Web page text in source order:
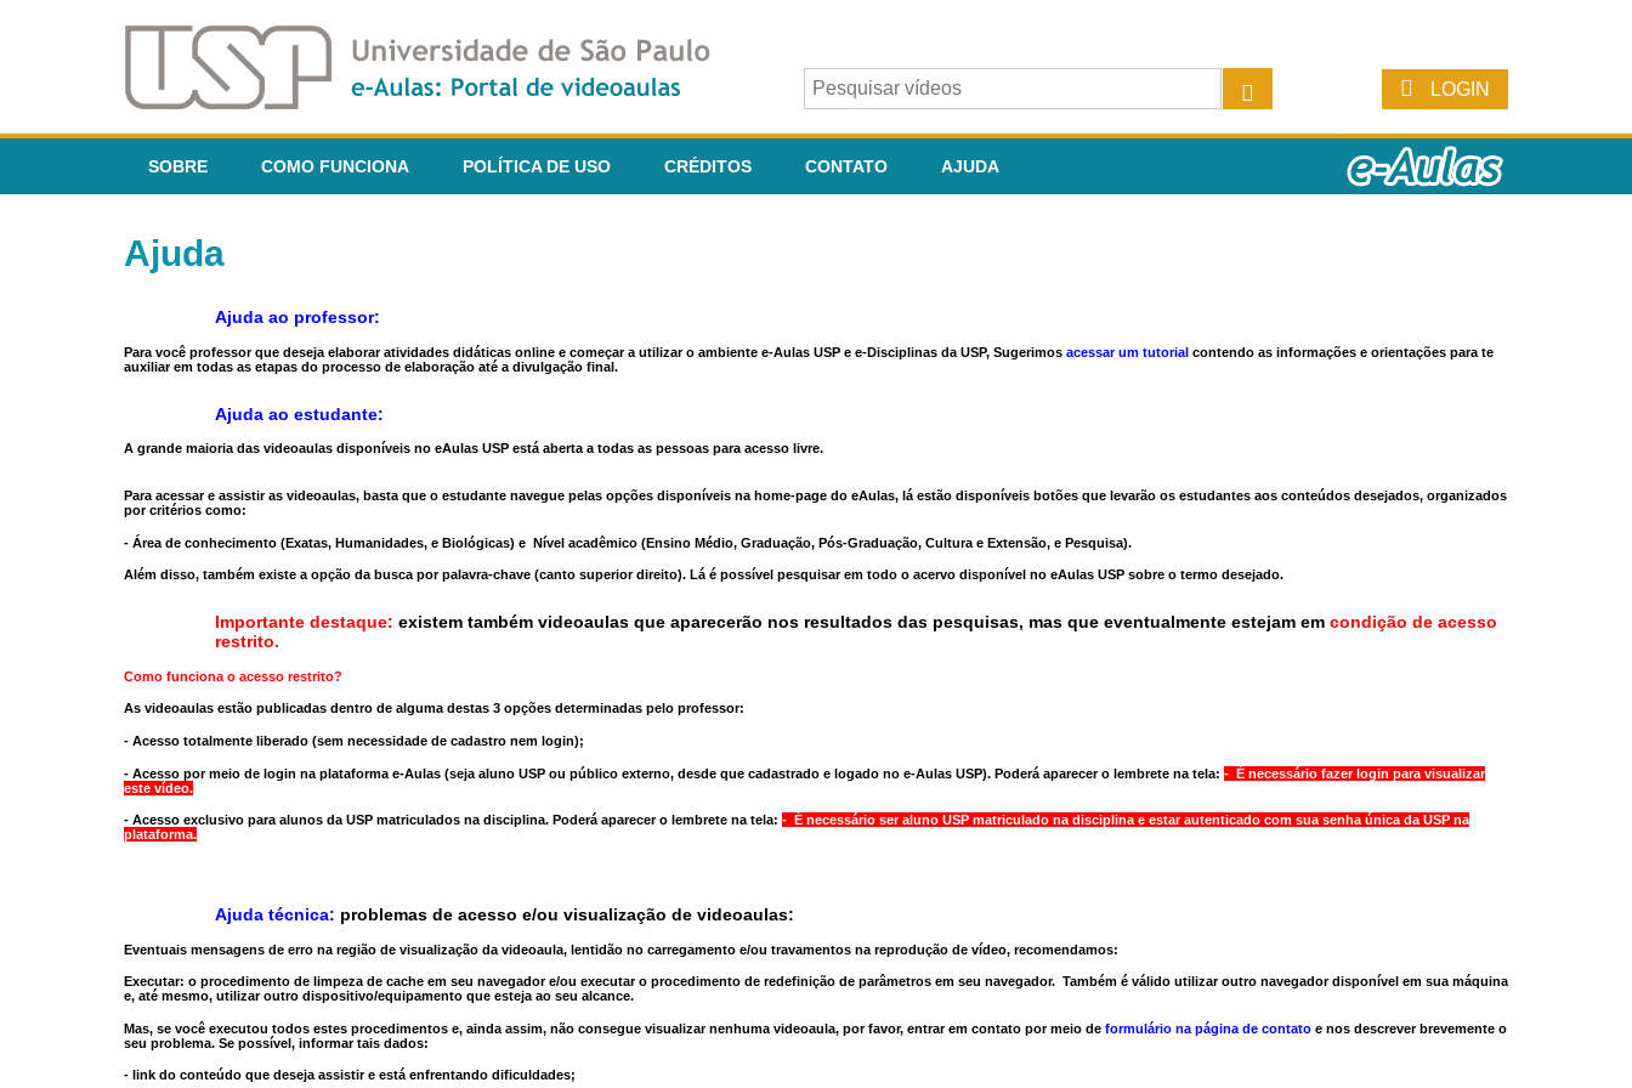
LOGIN
SOBRE COMO FUNCIONA POLÍTICA DE USO CRÉDITOS CONTATO AJUDA
Ajuda
Ajuda ao professor:
Para você professor que deseja elaborar atividades didáticas online e começar a utilizar o ambiente e-Aulas USP e e-Disciplinas da USP, Sugerimos acessar um tutorial contendo as informações e orientações para te
auxiliar em todas as etapas do processo de elaboração até a divulgação final.
Ajuda ao estudante:
A grande maioria das videoaulas disponíveis no eAulas USP está aberta a todas as pessoas para acesso livre.
Para acessar e assistir as videoaulas, basta que o estudante navegue pelas opções disponíveis na home-page do eAulas, lá estão disponíveis botões que levarão os estudantes aos conteúdos desejados, organizados
por critérios como:
- Área de conhecimento (Exatas, Humanidades, e Biológicas) e Nível acadêmico (Ensino Médio, Graduação, Pós-Graduação, Cultura e Extensão, e Pesquisa).
Além disso, também existe a opção da busca por palavra-chave (canto superior direito). Lá é possível pesquisar em todo o acervo disponível no eAulas USP sobre o termo desejado.
Importante destaque: existem também videoaulas que aparecerão nos resultados das pesquisas, mas que eventualmente estejam em condição de acesso
restrito.
Como funciona o acesso restrito?
As videoaulas estão publicadas dentro de alguma destas 3 opções determinadas pelo professor:
- Acesso totalmente liberado (sem necessidade de cadastro nem login);
- Acesso por meio de login na plataforma e-Aulas (seja aluno USP ou público externo, desde que cadastrado e logado no e-Aulas USP). Poderá aparecer o lembrete na tela: - É necessário fazer login para visualizar
este vídeo.
- Acesso exclusivo para alunos da USP matriculados na disciplina. Poderá aparecer o lembrete na tela: - É necessário ser aluno USP matriculado na disciplina e estar autenticado com sua senha única da USP na
plataforma.
Ajuda técnica: problemas de acesso e/ou visualização de videoaulas:
Eventuais mensagens de erro na região de visualização da videoaula, lentidão no carregamento e/ou travamentos na reprodução de vídeo, recomendamos:
Executar: o procedimento de limpeza de cache em seu navegador e/ou executar o procedimento de redefinição de parâmetros em seu navegador. Também é válido utilizar outro navegadordisponível em sua máquina
e, até mesmo, utilizar outro dispositivo/equipamento que esteja ao seu alcance.
Mas, se você executou todos estes procedimentos e, ainda assim, não consegue visualizar nenhuma videoaula, por favor, entrar em contato por meio de formulário na página de contato e nos descrever brevemente o
seu problema. Se possível, informar tais dados:
- link do conteúdo que deseja assistir e está enfrentando dificuldades;